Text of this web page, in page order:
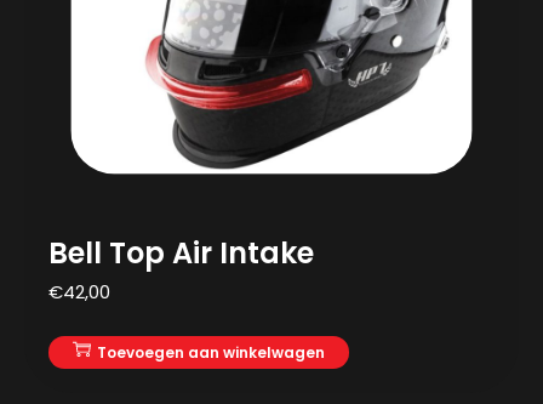
Bell Top Air Intake
€42,00
Toevoegen aan winkelwagen